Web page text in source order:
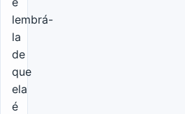
lembrá-
la
de
que
ela
é